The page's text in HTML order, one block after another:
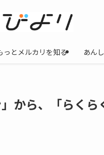
っとメルカリを知る あん
から、「らく